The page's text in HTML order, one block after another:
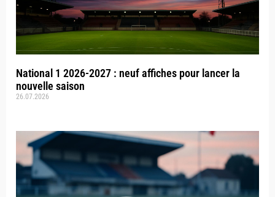
National 1 2026-2027 : neuf affiches pour lancer la
nouvelle saison
26.07.2026